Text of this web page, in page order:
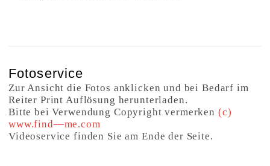
Fotoservice
Zur Ansicht die Fotos anklicken und bei Bedarf im
Reiter Print Auflösung herunterladen.
Bitte bei Verwendung Copyright vermerken (c)
www.find—me.com
Videoservice finden Sie am Ende der Seite.